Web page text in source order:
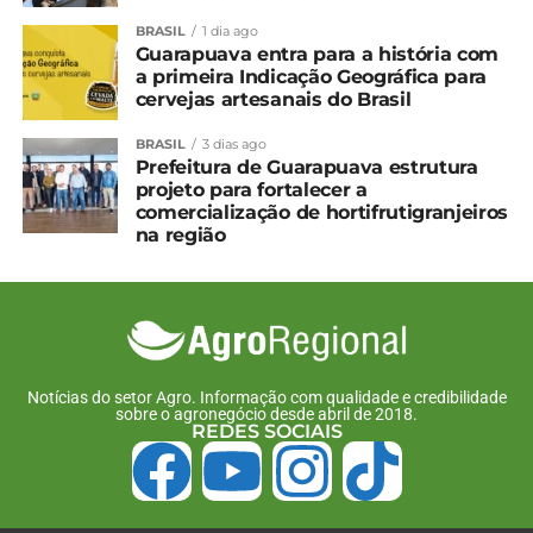
PF e Mapa combatem
fabricação clandestina de
alimentos para animais
no Paraná
1 de fevereiro, 2024
Em "Paraná"
Petrobras decide reativar
fábrica de fertilizantes no
7 de junho, 2024
Em "Paraná"
Fábrica de fertilizantes é
15 de agosto, 2024
PIB do agro segue em queda no 2º trimestre
IBGE prevê safra de 295,1 milhões de
BRASIL 1 dia ago
Guarapuava entra para a história com
a primeira Indicação Geográfica para
cervejas artesanais do Brasil
BRASIL 3 dias ago
Prefeitura de Guarapuava estrutura
projeto para fortalecer a
comercialização de hortifrutigranjeiros
na região
Notícias do setor Agro. Informação com qualidade e credibilidade
sobre o agronegócio desde abril de 2018.
REDES SOCIAIS